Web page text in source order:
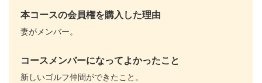
本コースの会員権を購入した理由
妻がメンバー。
コースメンバーになってよかったこと
新しいゴルフ仲間ができたこと。